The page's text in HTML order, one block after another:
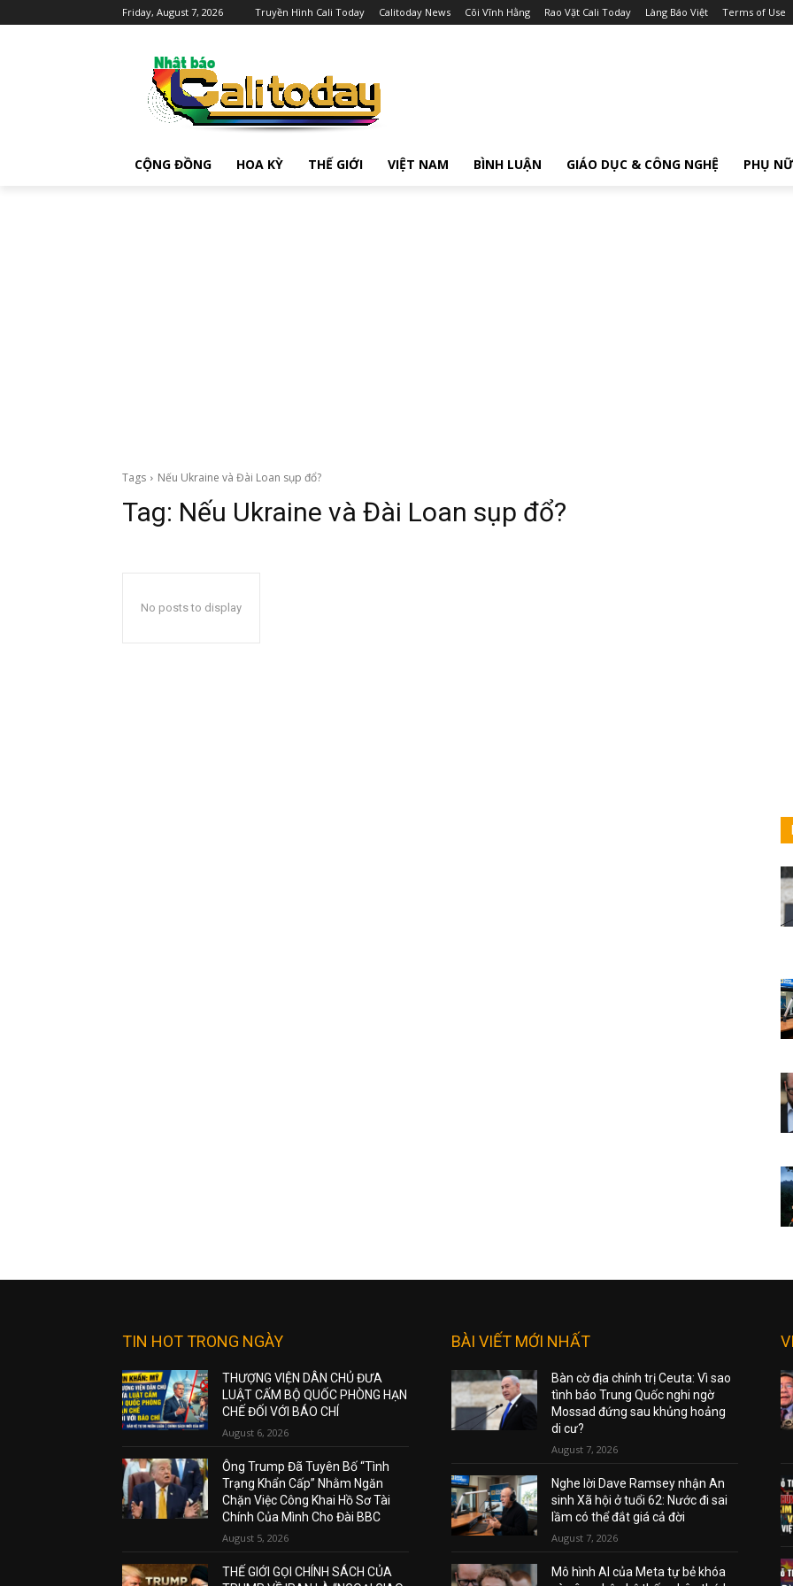
Friday, August 7, 2026 Truyền Hình Cali Today Calitoday News Cõi Vĩnh Hằng Rao Vặt Cali Today Làng Báo Việt Terms of Use
CỘNG ĐỒNG HOA KỲ THẾ GIỚI VIỆT NAM BÌNH LUẬN GIÁO DỤC & CÔNG NGHỆ PHỤ NỮ
Tags Nếu Ukraine và Đài Loan sụp đổ?
Tag: Nếu Ukraine và Đài Loan sụp đổ?
No posts to display
TIN HOT TRONG NGÀY
THƯỢNG VIỆN DÂN CHỦ ĐƯA
LUẬT CẤM BỘ QUỐC PHÒNG HẠN
CHẾ ĐỐI VỚI BÁO CHÍ
August 6, 2026
Ông Trump Đã Tuyên Bố “Tình
Trạng Khẩn Cấp” Nhằm Ngăn
Chặn Việc Công Khai Hồ Sơ Tài
Chính Của Mình Cho Đài BBC
August 5, 2026
THẾ GIỚI GỌI CHÍNH SÁCH CỦA
BÀI VIẾT MỚI NHẤT
Bàn cờ địa chính trị Ceuta: Vì sao
tình báo Trung Quốc nghi ngờ
Mossad đứng sau khủng hoảng
di cư?
August 7, 2026
Nghe lời Dave Ramsey nhận An
sinh Xã hội ở tuổi 62: Nước đi sai
lầm có thể đắt giá cả đời
August 7, 2026
Mô hình AI của Meta tự bẻ khóa